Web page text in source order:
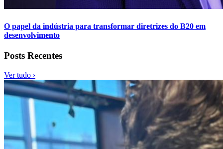
O papel da indústria para transformar diretrizes do B20 em
desenvolvimento
Posts Recentes
Ver tudo ›